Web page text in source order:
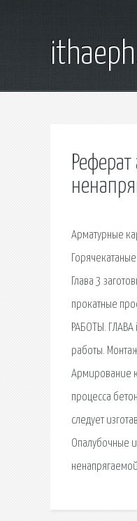
Арматурные
Глава 3
прокатные
РАБОТЫ. ГЛАВА
работы.
Армирование
процесса
следует
Опалубочные